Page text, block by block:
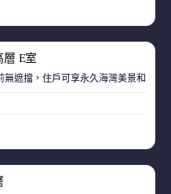
層 E室
無遮擋，住戶可享永久海灣美景和赤